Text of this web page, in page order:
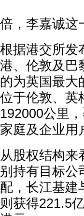
倍，李嘉诚这
根据港交所发
港、伦敦及巴
的为英国最大
位于伦敦、英
192000公里
家庭及企业用
从股权结构来
别持有目标公
配，长江基建
则获得221.5